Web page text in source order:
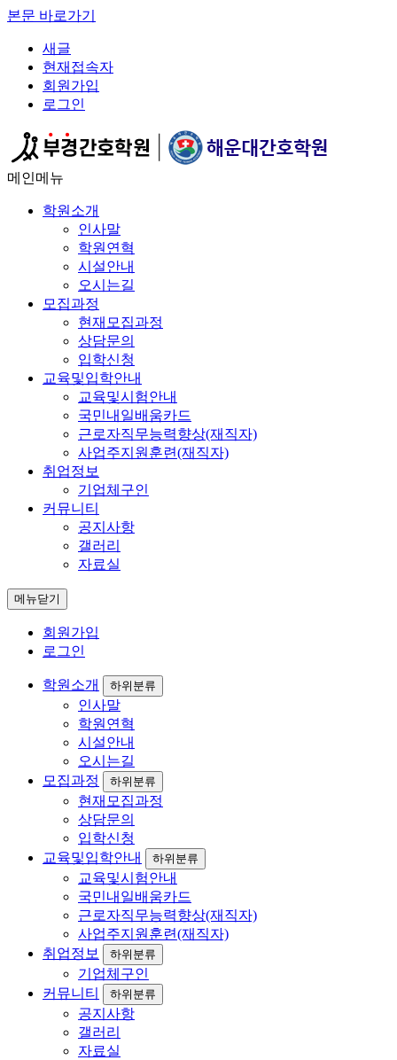
본문 바로가기
새글
현재접속자
회원가입
로그인
메인메뉴
학원소개
인사말
학원연혁
시설안내
오시는길
모집과정
현재모집과정
상담문의
입학신청
교육및입학안내
교육및시험안내
국민내일배움카드
근로자직무능력향상(재직자)
사업주지원훈련(재직자)
취업정보
기업체구인
커뮤니티
공지사항
갤러리
자료실
메뉴닫기
회원가입
로그인
학원소개 하위분류
인사말
학원연혁
시설안내
오시는길
모집과정
하위분류
현재모집과정
상담문의
입학신청
교육및입학안내
하위분류
교육및시험안내
국민내일배움카드
근로자직무능력향상(재직자)
사업주지원훈련(재직자)
취업정보
하위분류
기업체구인
커뮤니티
하위분류
공지사항
갤러리
자료실